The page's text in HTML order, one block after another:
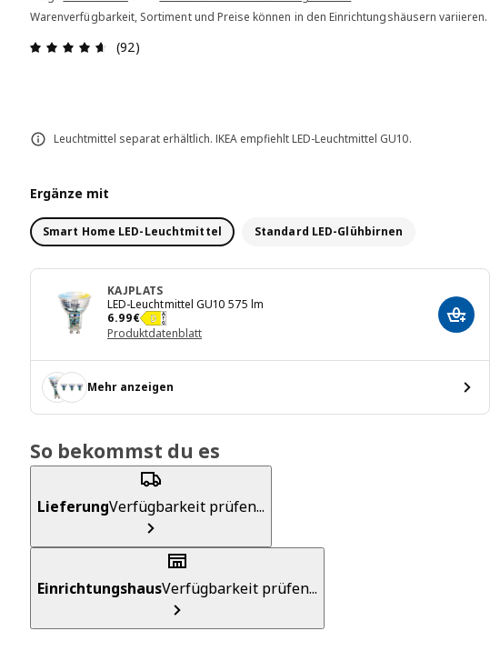
Warenverfügbarkeit, Sortiment und Preise können in den Einrichtungshäusern variieren.
Bewertung: 4.6 von 5 Sterne Alle Bewertungen: 92
(92)
Leuchtmittel separat erhältlich. IKEA empfiehlt LED-Leuchtmittel GU10.
Ergänze mit
Smart Home LED-Leuchtmittel Standard LED-Glühbirnen
KAJPLATS
LED-Leuchtmittel GU10 575 lm
6.99€
Preis 6.99€
Produktdatenblatt
In
Mehr anzeigen
So bekommst du es
LieferungVerfügbarkeit prüfen...
EinrichtungshausVerfügbarkeit prüfen...